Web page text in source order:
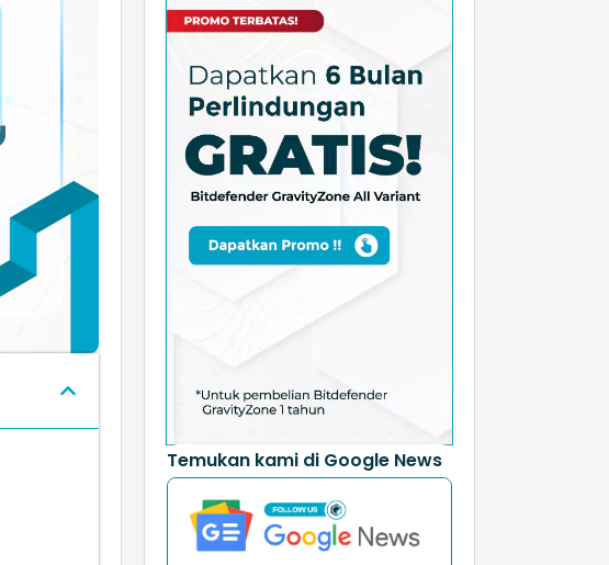
Temukan kami di Google News